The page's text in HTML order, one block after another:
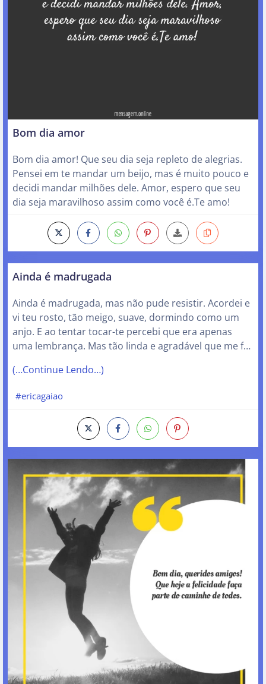
Bom dia amor
Bom dia amor! Que seu dia seja repleto de alegrias.
Pensei em te mandar um beijo, mas é muito pouco e
decidi mandar milhões dele. Amor, espero que seu
dia seja maravilhoso assim como você é.Te amo!
Ainda é madrugada
Ainda é madrugada, mas não pude resistir. Acordei e
vi teu rosto, tão meigo, suave, dormindo como um
anjo. E ao tentar tocar-te percebi que era apenas
uma lembrança. Mas tão linda e agradável que me f…
(…Continue Lendo…)
#ericagaiao